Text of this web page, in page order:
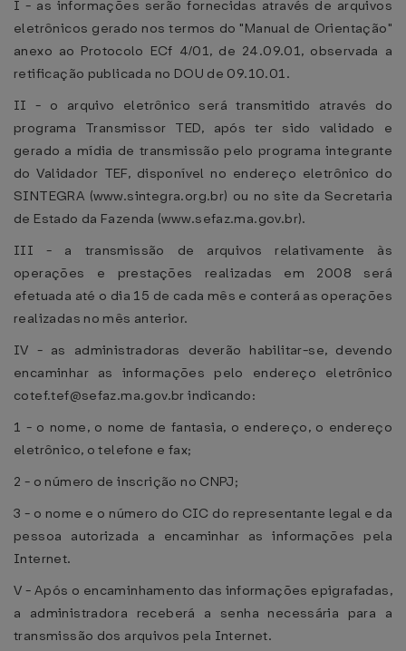
I - as informações serão fornecidas através de arquivos
eletrônicos gerado nos termos do "Manual de Orientação"
anexo ao Protocolo ECf 4/01, de 24.09.01, observada a
retificação publicada no DOU de 09.10.01.
II - o arquivo eletrônico será transmitido através do
programa Transmissor TED, após ter sido validado e
gerado a mídia de transmissão pelo programa integrante
do Validador TEF, disponível no endereço eletrônico do
SINTEGRA (www.sintegra.org.br) ou no site da Secretaria
de Estado da Fazenda (www.sefaz.ma.gov.br).
III - a transmissão de arquivos relativamente às
operações e prestações realizadas em 2008 será
efetuada até o dia 15 de cada mês e conterá as operações
realizadas no mês anterior.
IV - as administradoras deverão habilitar-se, devendo
encaminhar as informações pelo endereço eletrônico
cotef.tef@sefaz.ma.gov.br indicando:
1 - o nome, o nome de fantasia, o endereço, o endereço
eletrônico, o telefone e fax;
2 - o número de inscrição no CNPJ;
3 - o nome e o número do CIC do representante legal e da
pessoa autorizada a encaminhar as informações pela
Internet.
V - Após o encaminhamento das informações epigrafadas,
a administradora receberá a senha necessária para a
transmissão dos arquivos pela Internet.